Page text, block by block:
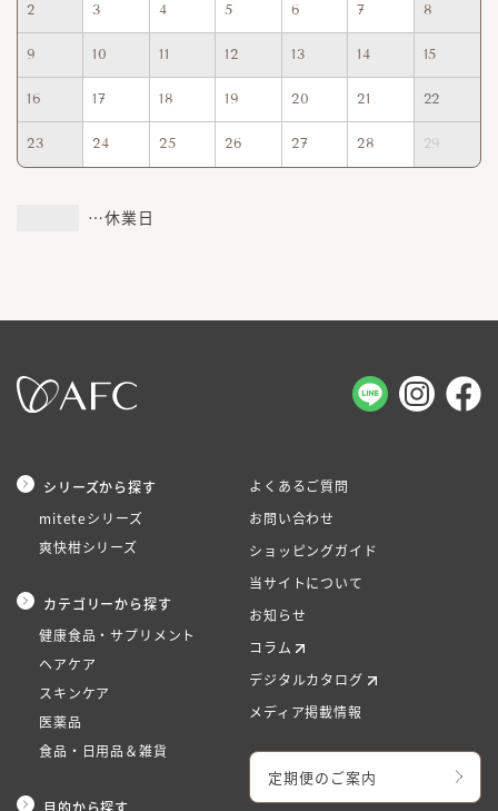
2 3 4 5 6 7 8
9 10 11 12 13 14 15
16 17 18 19 20 21 22
23 24 25 26 27 28 29
…休業日
シリーズから探す
miteteシリーズ
爽快柑シリーズ
カテゴリーから探す
健康食品・サプリメント
ヘアケア
スキンケア
医薬品
食品・日用品＆雑貨
目的から探す
よくあるご質問
お問い合わせ
ショッピングガイド
当サイトについて
お知らせ
コラム
デジタルカタログ
メディア掲載情報
定期便のご案内